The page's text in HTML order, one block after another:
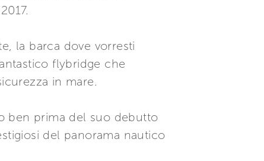
la barca dove vorresti
flybridge che
in mare.
ben prima del suo debutto
del panorama nautico